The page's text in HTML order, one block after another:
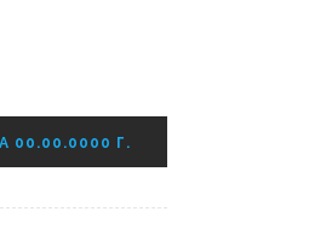
00.00.0000 Г.